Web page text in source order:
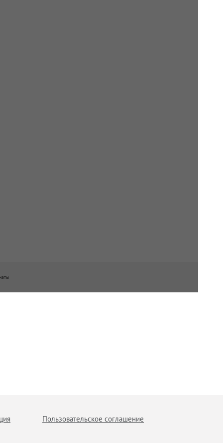
Пользовательское соглашение